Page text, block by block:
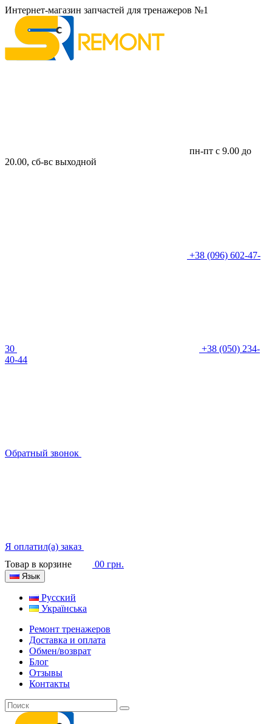
Интернет-магазин запчастей для тренажеров №1
пн-пт с 9.00 до
20.00, сб-вс выходной
+38 (096) 602-47-
30
+38 (050) 234-
40-44
Обратный звонок
Я оплатил(а) заказ
Товар в корзине
00 грн.
Язык
Русский
Українська
Ремонт тренажеров
Доставка и оплата
Обмен/возврат
Блог
Отзывы
Контакты